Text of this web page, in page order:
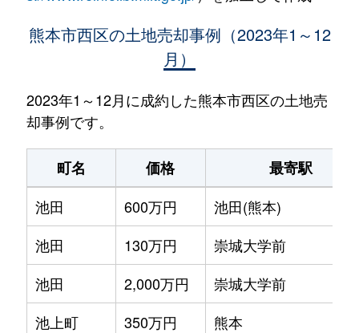
熊本市西区の土地売却事例（2023年1～12
月）
2023年1～12月に成約した熊本市西区の土地売
却事例です。
町名 価格
最寄駅
池田
600万円
池田(熊本)
池田
130万円
崇城大学前
池田
2,000万円
崇城大学前
池上町
350万円
熊本